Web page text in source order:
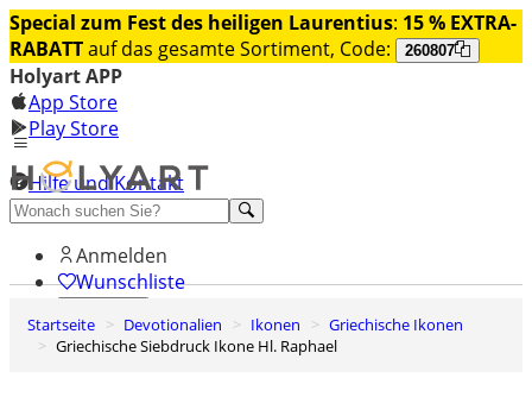
Special zum Fest des heiligen Laurentius: 15 % EXTRA-
RABATTauf das gesamte Sortiment, Code: 260807
Holyart APP
App Store
Play Store
Hilfe und Kontakt
Entdecken Sie Premium
Anmelden
Wunschliste
0
Warenkorb
Startseite Devotionalien Ikonen
Griechische Ikonen
Griechische Siebdruck Ikone Hl. Raphael